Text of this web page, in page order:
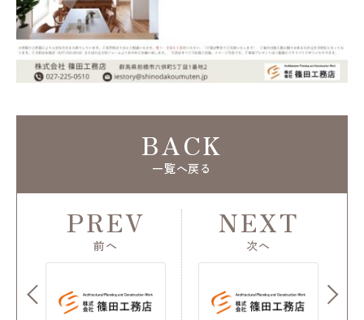
PREV
前へ
BACK
一覧へ戻る
NEXT
次へ